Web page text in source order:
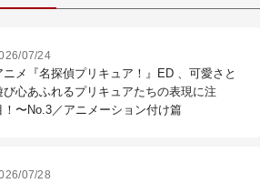
07/24
ニメ『名探偵プリキュア！』ED 、可愛さと
び心あふれるプリキュアたちの表現に注
！〜No.3／アニメーション付け篇
07/28